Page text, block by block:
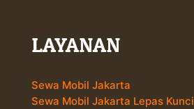
LAYANAN
Sewa Mobil Jakarta
Sewa Mobil Jakarta Lepas Kunci